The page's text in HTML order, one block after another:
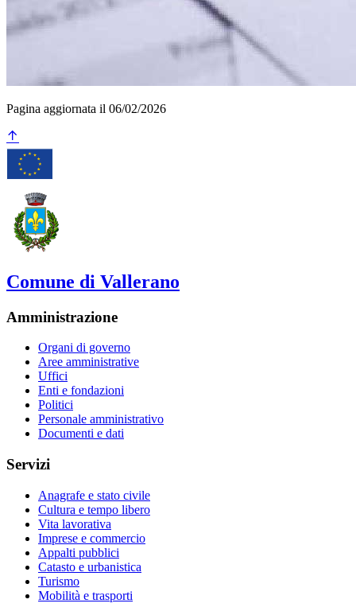
Pagina aggiornata il 06/02/2026
Comune di Vallerano
Amministrazione
Organi di governo
Aree amministrative
Uffici
Enti e fondazioni
Politici
Personale amministrativo
Documenti e dati
Servizi
Anagrafe e stato civile
Cultura e tempo libero
Vita lavorativa
Imprese e commercio
Appalti pubblici
Catasto e urbanistica
Turismo
Mobilità e trasporti